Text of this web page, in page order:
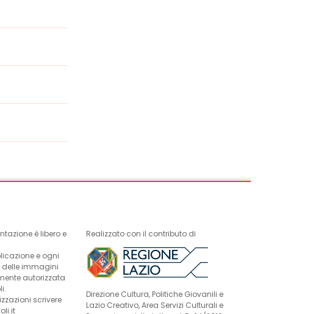
è libero e
e ogni
delle immagini
autorizzata
scrivere
Realizzato con il contributo di
Direzione Cultura, Politiche Giovanili e
Lazio Creativo, Area Servizi Culturali e